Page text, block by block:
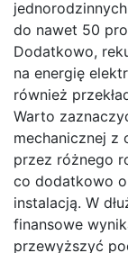
do nawet 50
Dodatkowo,
na energię
również
Warto
mechanicznej z
przez różnego
co dodatkowo
instalacją. W
finansowe
przewyższyć